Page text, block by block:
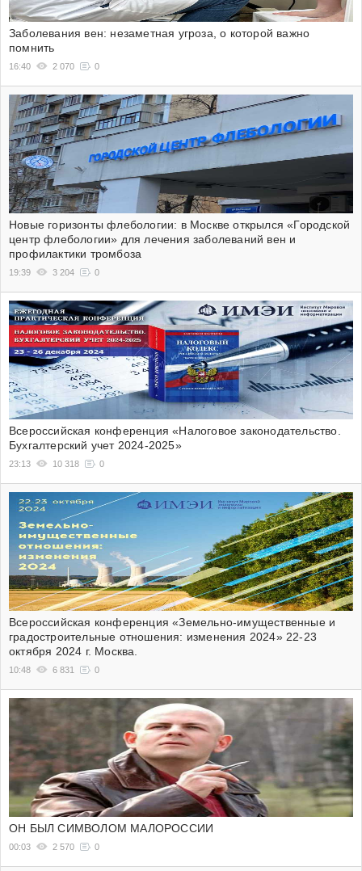
Заболевания вен: незаметная угроза, о которой важно
помнить
16:40 2 070 0
Новые горизонты флебологии: в Москве открылся «Городской
центр флебологии» для лечения заболеваний вен и
профилактики тромбоза
19:39 3 204 0
Всероссийская конференция «Налоговое законодательство.
Бухгалтерский учет 2024-2025»
23:13 10 318 0
Всероссийская конференция «Земельно-имущественные и
градостроительные отношения: изменения 2024» 22-23
октября 2024 г. Москва.
10:48 6 831 0
ОН БЫЛ СИМВОЛОМ МАЛОРОССИИ
00:03 2 570 0